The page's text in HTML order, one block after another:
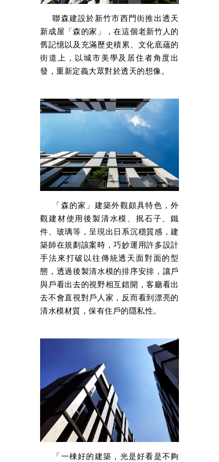
聯森建設於新竹市西門街推出透天
新成屋「森的家」，在這個老新竹人的
舊記憶以及充滿歷史積累、文化底蘊的
街道上，以城市美學及居住者角度出
發，重新定義大眾對於透天的想像。
「森的家」建築外觀頗具特色，外
觀建材使用後製清水模、抿石子、鐵
件、玻璃等，呈現出日系沉穩質感，建
築師在規劃該案時，巧妙運用許多設計
手法來打破以往傳統透天面對面的型
態，透過後製清水模的排序安排，讓戶
與戶看出去的視野相互錯開，客廳看出
去不會直視對戶人家，反而看到漂亮的
清水模材質，保有住戶的隱私性。
「一棟好的建築，光是好看是不夠